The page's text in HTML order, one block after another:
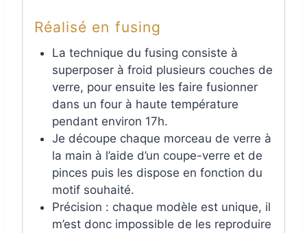
Réalisé en fusing
La technique du fusing consiste à
superposer à froid plusieurs couches de
verre, pour ensuite les faire fusionner
dans un four à haute température
pendant environ 17h.
Je découpe chaque morceau de verre à
la main à l’aide d’un coupe-verre et de
pinces puis les dispose en fonction du
motif souhaité.
Précision : chaque modèle est unique, il
m’est donc impossible de les reproduire